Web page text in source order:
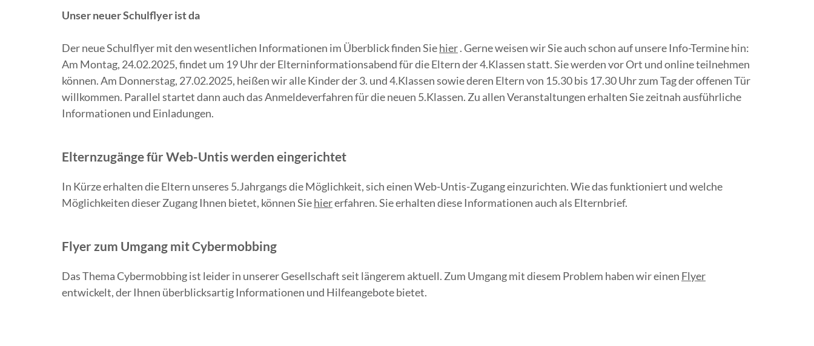
Unser neuer Schulflyer ist da
Der neue Schulflyer mit den wesentlichen Informationen im Überblick finden Siehier. Gerne weisen wir Sie auch schon auf unsere Info-Termine hin:
Am Montag, 24.02.2025, findet um 19 Uhr der Elterninformationsabend für die Eltern der 4.Klassen statt. Sie werden vor Ort und online teilnehmen
können. Am Donnerstag, 27.02.2025, heißen wir alle Kinder der 3. und 4.Klassen sowie deren Eltern von 15.30 bis 17.30 Uhr zum Tag der offenen Tür
willkommen. Parallel startet dann auch das Anmeldeverfahren für die neuen 5.Klassen. Zu allen Veranstaltungen erhalten Sie zeitnah ausführliche
Informationen und Einladungen.
Elternzugänge für Web-Untis werden eingerichtet
In Kürze erhalten die Eltern unseres 5.Jahrgangs die Möglichkeit, sich einen Web-Untis-Zugang einzurichten. Wie das funktioniert und welche
Möglichkeiten dieser Zugang Ihnen bietet, können Siehiererfahren. Sie erhalten diese Informationen auch als Elternbrief.
Flyer zum Umgang mit Cybermobbing
Das Thema Cybermobbing ist leider in unserer Gesellschaft seit längerem aktuell. Zum Umgang mit diesem Problem haben wir einen Flyer
entwickelt, der Ihnen überblicksartig Informationen und Hilfeangebote bietet.